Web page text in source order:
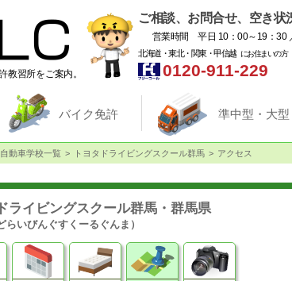
教習所をご案内。
ご相談、お問合せ、空き
営業時間 平日 10：00～19：30
北海道・東北・関東・甲信越 にお住まいの方
0120-911-229
バイク免許 準中型・大
動車学校一覧 トヨタドライビングスクール群馬 アクセス
ライビングスクール群馬・群馬県
らいびんぐすくーるぐんま）